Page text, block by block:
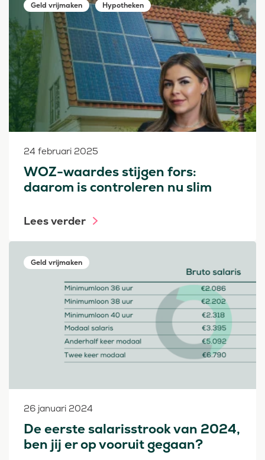
Geld vrijmaken Hypotheken
24 februari 2025
WOZ-waardes stijgen fors:
daarom is controleren nu slim
Lees verder
Geld vrijmaken
26 januari 2024
De eerste salarisstrook van 2024,
ben jij er op vooruit gegaan?